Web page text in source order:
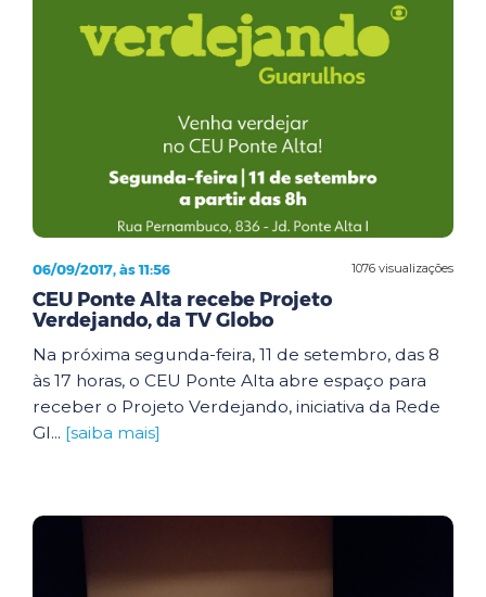
1076 visualizações
06/09/2017, às 11:56
CEU Ponte Alta recebe Projeto
Verdejando, da TV Globo
Na próxima segunda-feira, 11 de setembro, das 8
às 17 horas, o CEU Ponte Alta abre espaço para
receber o Projeto Verdejando, iniciativa da Rede
Gl... [saiba mais]